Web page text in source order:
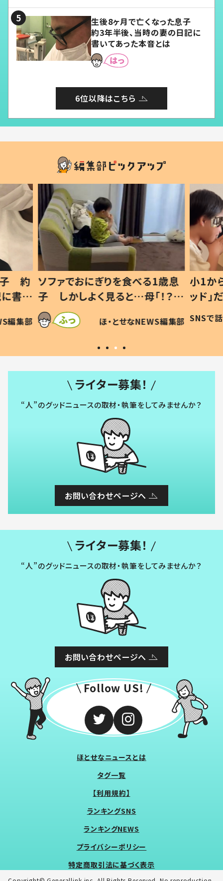
生後8ヶ月で亡くなった息子
約3年半後、当時の妻の日記に
書いてあった本音とは
6位以降はこちら
歳息
？」
編集部
小1から不登校、息子は「ギフテ
ッド」だった 父が“ウチ給食”を
作り続ける理由とは #令和の親
#令和の子
SNSで話題 ほ・とせなNEWS編集部
ひ孫
が、抱
「涙
い」
ライター募集！
“人”のグッドニュースの取材・執筆をしてみませんか？
お問い合わせページへ
ライター募集！
“人”のグッドニュースの取材・執筆をしてみませんか？
お問い合わせページへ
Follow US!
ほとせなニュースとは
タグ一覧
【利用規約】
ランキングSNS
ランキングNEWS
プライバシーポリシー
特定商取引法に基づく表示